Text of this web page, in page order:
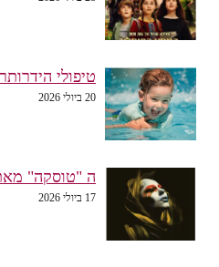
טיפולי
20 ביולי 2026
ה "טוסקה" מאת
17 ביולי 2026